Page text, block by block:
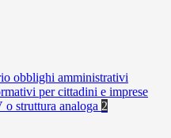
obblighi amministrativi
per cittadini e imprese
struttura analoga 2